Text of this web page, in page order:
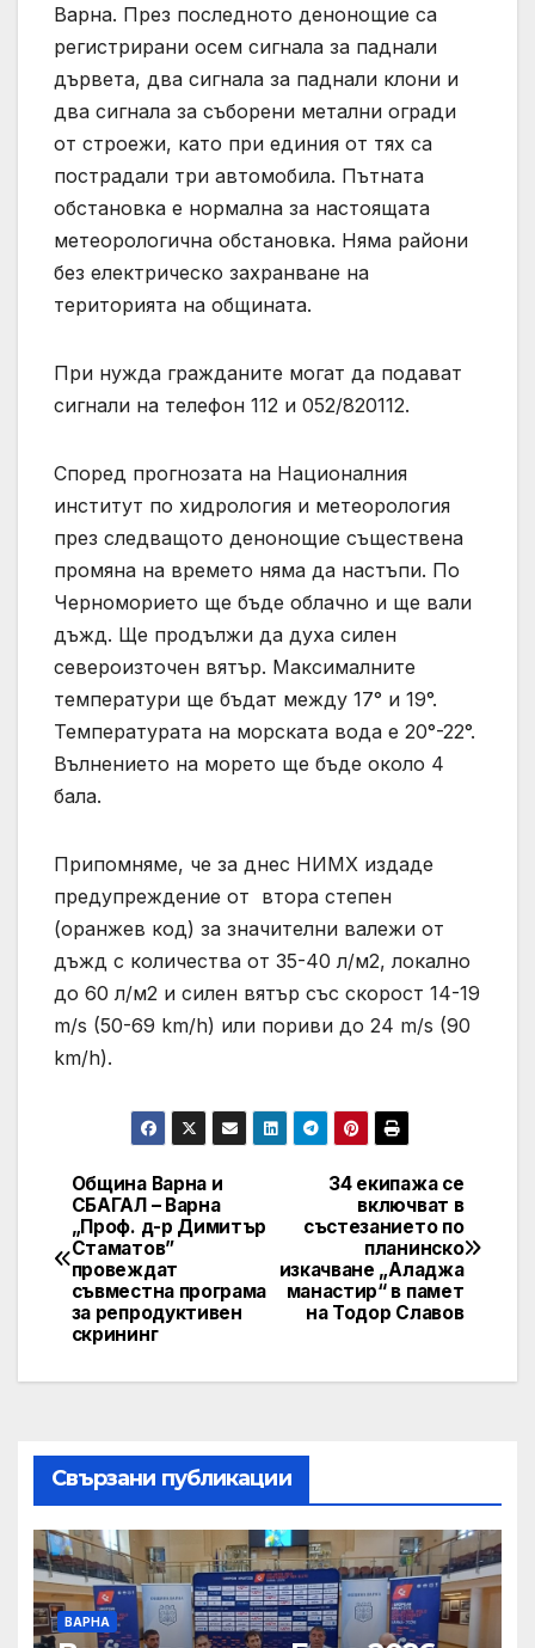
Варна. През последното денонощие са
регистрирани осем сигнала за паднали
дървета, два сигнала за паднали клони и
два сигнала за съборени метални огради
от строежи, като при единия от тях са
пострадали три автомобила. Пътната
обстановка е нормална за настоящата
метеорологична обстановка. Няма райони
без електрическо захранване на
територията на общината.
При нужда гражданите могат да подават
сигнали на телефон 112 и 052/820112.
Според прогнозата на Националния
институт по хидрология и метеорология
през следващото денонощие съществена
промяна на времето няма да настъпи. По
Черноморието ще бъде облачно и ще вали
дъжд. Ще продължи да духа силен
североизточен вятър. Максималните
температури ще бъдат между 17° и 19°.
Температурата на морската вода е 20°-22°.
Вълнението на морето ще бъде около 4
бала.
Припомняме, че за днес НИМХ издаде
предупреждение от втора степен
(оранжев код) за значителни валежи от
дъжд с количества от 35-40 л/м2, локално
до 60 л/м2 и силен вятър със скорост 14-19
m/s (50-69 km/h) или пориви до 24 m/s (90
km/h).
Post
navigation
34 екипажа се
включват в
състезанието по
планинско
изкачване „Аладжа
манастир“ в памет
на Тодор Славов
Община Варна и
СБАГАЛ – Варна
„Проф. д-р Димитър
Стаматов”
провеждат
съвместна програма
за репродуктивен
скрининг
Свързани публикации
ВАРНА